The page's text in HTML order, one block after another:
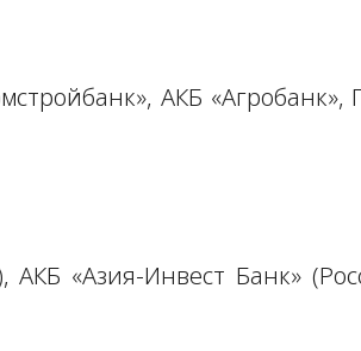
АКБ «Агробанк»,
«Азия-Инвест Банк»